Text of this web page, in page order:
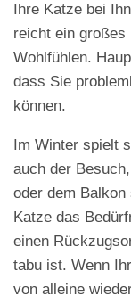
Ihre Katze bei
reicht ein großes
Wohlfühlen.
dass Sie
können.
Im Winter spielt
auch der
oder dem
Katze das
einen
tabu ist. Wenn
von alleine